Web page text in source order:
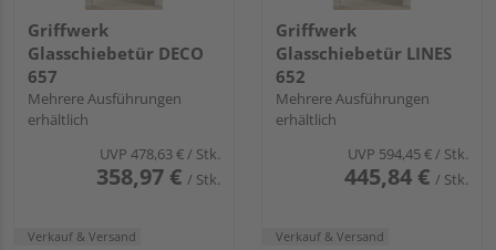
Griffwerk
Glasschiebetür DECO
657
Mehrere Ausführungen
erhältlich
UVP 478,63 € / Stk.
358,97 € / Stk.
Verkauf & Versand
Griffwerk
Glasschiebetür LINES
652
Mehrere Ausführungen
erhältlich
UVP 594,45 € / Stk.
445,84 € / Stk.
Verkauf & Versand